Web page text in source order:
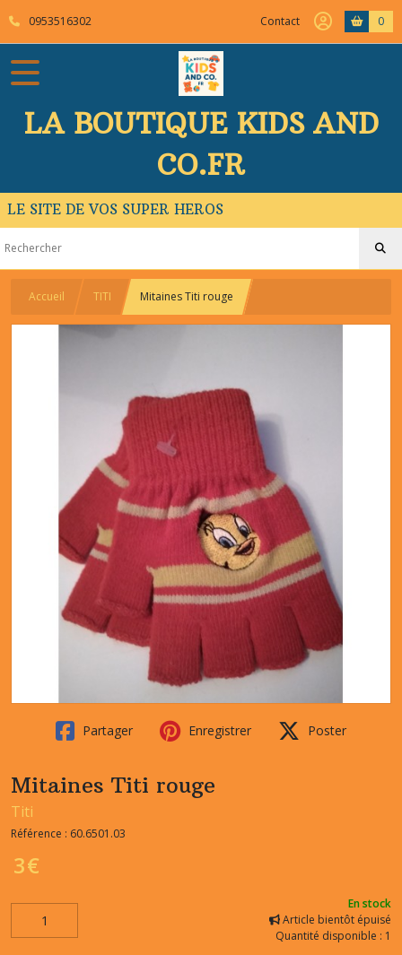
0953516302 Contact 0
LA BOUTIQUE KIDS AND
CO.FR
LE SITE DE VOS SUPER HEROS
Accueil TITI Mitaines Titi rouge
Partager Enregistrer Poster
Mitaines Titi rouge
Titi
Référence : 60.6501.03
3€
En stock
Article bientôt épuisé
Quantité disponible : 1